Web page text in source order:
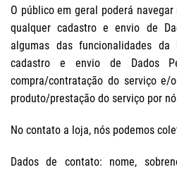
O público em geral poderá
qualquer cadastro e envio de
algumas das funcionalidades
cadastro e envio de Dados
compra/contratação do serviço
produto/prestação do serviço por
No contato a loja, nós podemos
Dados de contato: nome,